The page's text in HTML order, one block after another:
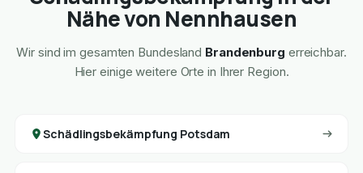
Nähe von Nennhausen
Wir sind im gesamten Bundesland Brandenburg erreichbar.
Hier einige weitere Orte in Ihrer Region.
Schädlingsbekämpfung Potsdam